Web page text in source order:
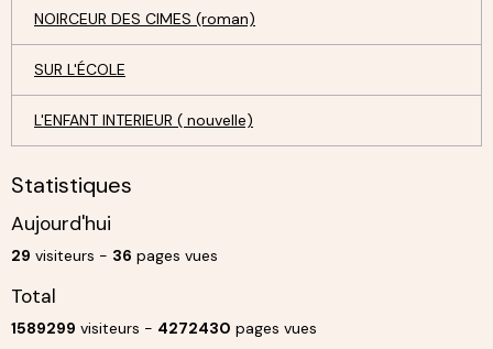
NOIRCEUR DES CIMES (roman)
SUR L'ÉCOLE
L'ENFANT INTERIEUR ( nouvelle)
Statistiques
Aujourd'hui
29 visiteurs - 36 pages vues
Total
1589299 visiteurs - 4272430 pages vues